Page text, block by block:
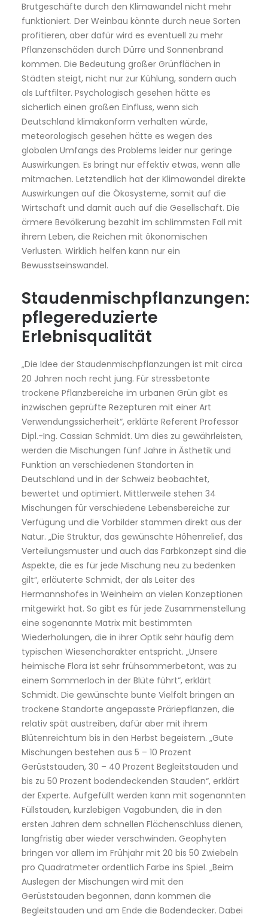
Brutgeschäfte durch den Klimawandel nicht mehr
funktioniert. Der Weinbau könnte durch neue Sorten
profitieren, aber dafür wird es eventuell zu mehr
Pflanzenschäden durch Dürre und Sonnenbrand
kommen. Die Bedeutung großer Grünflächen in
Städten steigt, nicht nur zur Kühlung, sondern auch
als Luftfilter. Psychologisch gesehen hätte es
sicherlich einen großen Einfluss, wenn sich
Deutschland klimakonform verhalten würde,
meteorologisch gesehen hätte es wegen des
globalen Umfangs des Problems leider nur geringe
Auswirkungen. Es bringt nur effektiv etwas, wenn alle
mitmachen. Letztendlich hat der Klimawandel direkte
Auswirkungen auf die Ökosysteme, somit auf die
Wirtschaft und damit auch auf die Gesellschaft. Die
ärmere Bevölkerung bezahlt im schlimmsten Fall mit
ihrem Leben, die Reichen mit ökonomischen
Verlusten. Wirklich helfen kann nur ein
Bewusstseinswandel.
Staudenmischpflanzungen:
pflegereduzierte
Erlebnisqualität
„Die Idee der Staudenmischpflanzungen ist mit circa
20 Jahren noch recht jung. Für stressbetonte
trockene Pflanzbereiche im urbanen Grün gibt es
inzwischen geprüfte Rezepturen mit einer Art
Verwendungssicherheit“, erklärte Referent Professor
Dipl.-Ing. Cassian Schmidt. Um dies zu gewährleisten,
werden die Mischungen fünf Jahre in Ästhetik und
Funktion an verschiedenen Standorten in
Deutschland und in der Schweiz beobachtet,
bewertet und optimiert. Mittlerweile stehen 34
Mischungen für verschiedene Lebensbereiche zur
Verfügung und die Vorbilder stammen direkt aus der
Natur. „Die Struktur, das gewünschte Höhenrelief, das
Verteilungsmuster und auch das Farbkonzept sind die
Aspekte, die es für jede Mischung neu zu bedenken
gilt“, erläuterte Schmidt, der als Leiter des
Hermannshofes in Weinheim an vielen Konzeptionen
mitgewirkt hat. So gibt es für jede Zusammenstellung
eine sogenannte Matrix mit bestimmten
Wiederholungen, die in ihrer Optik sehr häufig dem
typischen Wiesencharakter entspricht. „Unsere
heimische Flora ist sehr frühsommerbetont, was zu
einem Sommerloch in der Blüte führt“, erklärt
Schmidt. Die gewünschte bunte Vielfalt bringen an
trockene Standorte angepasste Präriepflanzen, die
relativ spät austreiben, dafür aber mit ihrem
Blütenreichtum bis in den Herbst begeistern. „Gute
Mischungen bestehen aus 5 – 10 Prozent
Gerüststauden, 30 – 40 Prozent Begleitstauden und
bis zu 50 Prozent bodendeckenden Stauden“, erklärt
der Experte. Aufgefüllt werden kann mit sogenannten
Füllstauden, kurzlebigen Vagabunden, die in den
ersten Jahren dem schnellen Flächenschluss dienen,
langfristig aber wieder verschwinden. Geophyten
bringen vor allem im Frühjahr mit 20 bis 50 Zwiebeln
pro Quadratmeter ordentlich Farbe ins Spiel. „Beim
Auslegen der Mischungen wird mit den
Gerüststauden begonnen, dann kommen die
Begleitstauden und am Ende die Bodendecker. Dabei